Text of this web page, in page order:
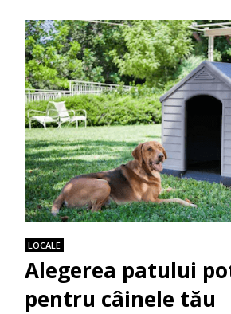
LOCALE
Alegerea patului
pentru câinele tău